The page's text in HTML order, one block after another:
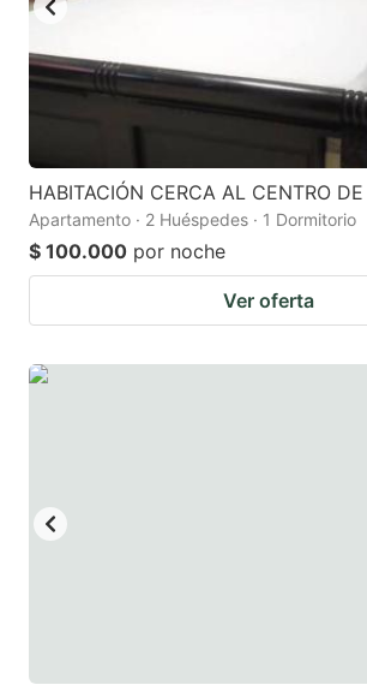
HABITACIÓN CERCA AL CENTRO
Apartamento · 2 Huéspedes · 1 Dormitorio
$ 100.000 por noche
Ver oferta